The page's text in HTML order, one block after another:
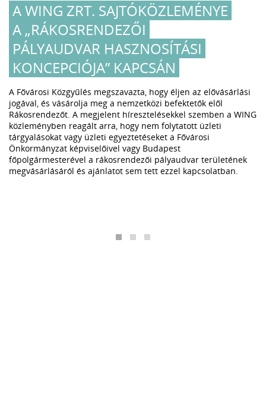
A WING ZRT. SAJTÓKÖZLEMÉNYE
A „RÁKOSRENDEZŐI
PÁLYAUDVAR HASZNOSÍTÁSI
KONCEPCIÓJA” KAPCSÁN
A Fővárosi Közgyűlés megszavazta, hogy éljen az elővásárlási
jogával, és vásárolja meg a nemzetközi befektetők elől
Rákosrendezőt. A megjelent híresztelésekkel szemben a WING
közleményben reagált arra, hogy nem folytatott üzleti
tárgyalásokat vagy üzleti egyeztetéseket a Fővárosi
Önkormányzat képviselőivel vagy Budapest
főpolgármesterével a rákosrendezői pályaudvar területének
megvásárlásáról és ajánlatot sem tett ezzel kapcsolatban.